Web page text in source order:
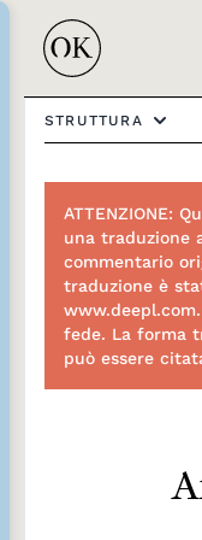
STRUTTURA
ATTENZIONE:
una traduzione
commentario
traduzione è
fede. La forma
può essere